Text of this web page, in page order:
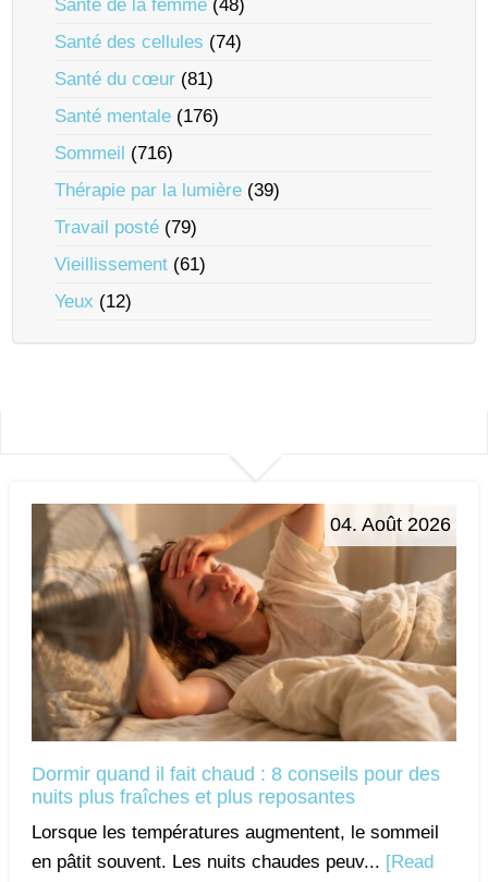
Santé de la femme (48)
Santé des cellules (74)
Santé du cœur (81)
Santé mentale (176)
Sommeil (716)
Thérapie par la lumière (39)
Travail posté (79)
Vieillissement (61)
Yeux (12)
04. Août 2026
Dormir quand il fait chaud : 8 conseils pour des
nuits plus fraîches et plus reposantes
Lorsque les températures augmentent, le sommeil
en pâtit souvent. Les nuits chaudes peuv... [Read